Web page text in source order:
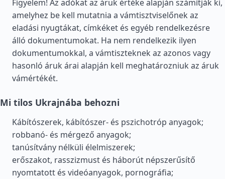
Figyelem! Az adókat az áruk értéke alapján számítják ki,
amelyhez be kell mutatnia a vámtisztviselőnek az
eladási nyugtákat, címkéket és egyéb rendelkezésre
álló dokumentumokat. Ha nem rendelkezik ilyen
dokumentumokkal, a vámtiszteknek az azonos vagy
hasonló áruk árai alapján kell meghatározniuk az áruk
vámértékét.
Mi tilos Ukrajnába behozni
Kábítószerek, kábítószer- és pszichotróp anyagok;
robbanó- és mérgező anyagok;
tanúsítvány nélküli élelmiszerek;
erőszakot, rasszizmust és háborút népszerűsítő
nyomtatott és videóanyagok, pornográfia;